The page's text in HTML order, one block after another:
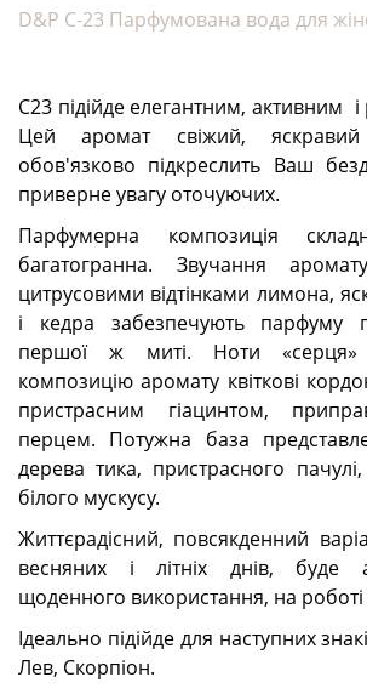
D&P C-23 Парфумована вода для
С23 підійде елегантним, активним
Цей аромат свіжий, яскравий
обов'язково підкреслить Ваш
приверне увагу оточуючих.
Парфумерна композиція
багатогранна. Звучання
цитрусовими відтінками лимона,
і кедра забезпечують парфуму
першої ж миті. Ноти «серця»
композицію аромату квіткові
пристрасним гіацинтом,
перцем. Потужна база
дерева тика, пристрасного
білого мускусу.
Життєрадісний, повсякденний
весняних і літніх днів, буде
щоденного використання, на роботі
Ідеально підійде для наступних
Лев, Скорпіон.